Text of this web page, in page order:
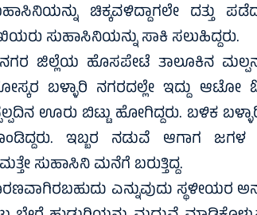
ಚಿಕ್ಕವಳಿದ್ದಾಗಲೇ ದತ್ತು
ಸುಹಾಸಿನಿಯನ್ನು ಸಾಕಿ ಸಲುಹಿದ್ದರು.
ಜಿಲ್ಲೆಯ ಹೊಸಪೇಟೆ ತಾಲೂಕಿನ ಮಲ್ಪನ
ಬಳ್ಳಾರಿ ನಗರದಲ್ಲೇ ಇದ್ದು ಆಟೋ
ಊರು ಬಿಟ್ಟು ಹೋಗಿದ್ದರು. ಬಳಿಕ
ಇಬ್ಬರ ನಡುವೆ ಆಗಾಗ ಜಗಳ
ಸುಹಾಸಿನಿ ಮನೆಗೆ ಬರುತ್ತಿದ್ದ.
ಎನ್ನುವುದು ಸ್ಥಳೀಯರ